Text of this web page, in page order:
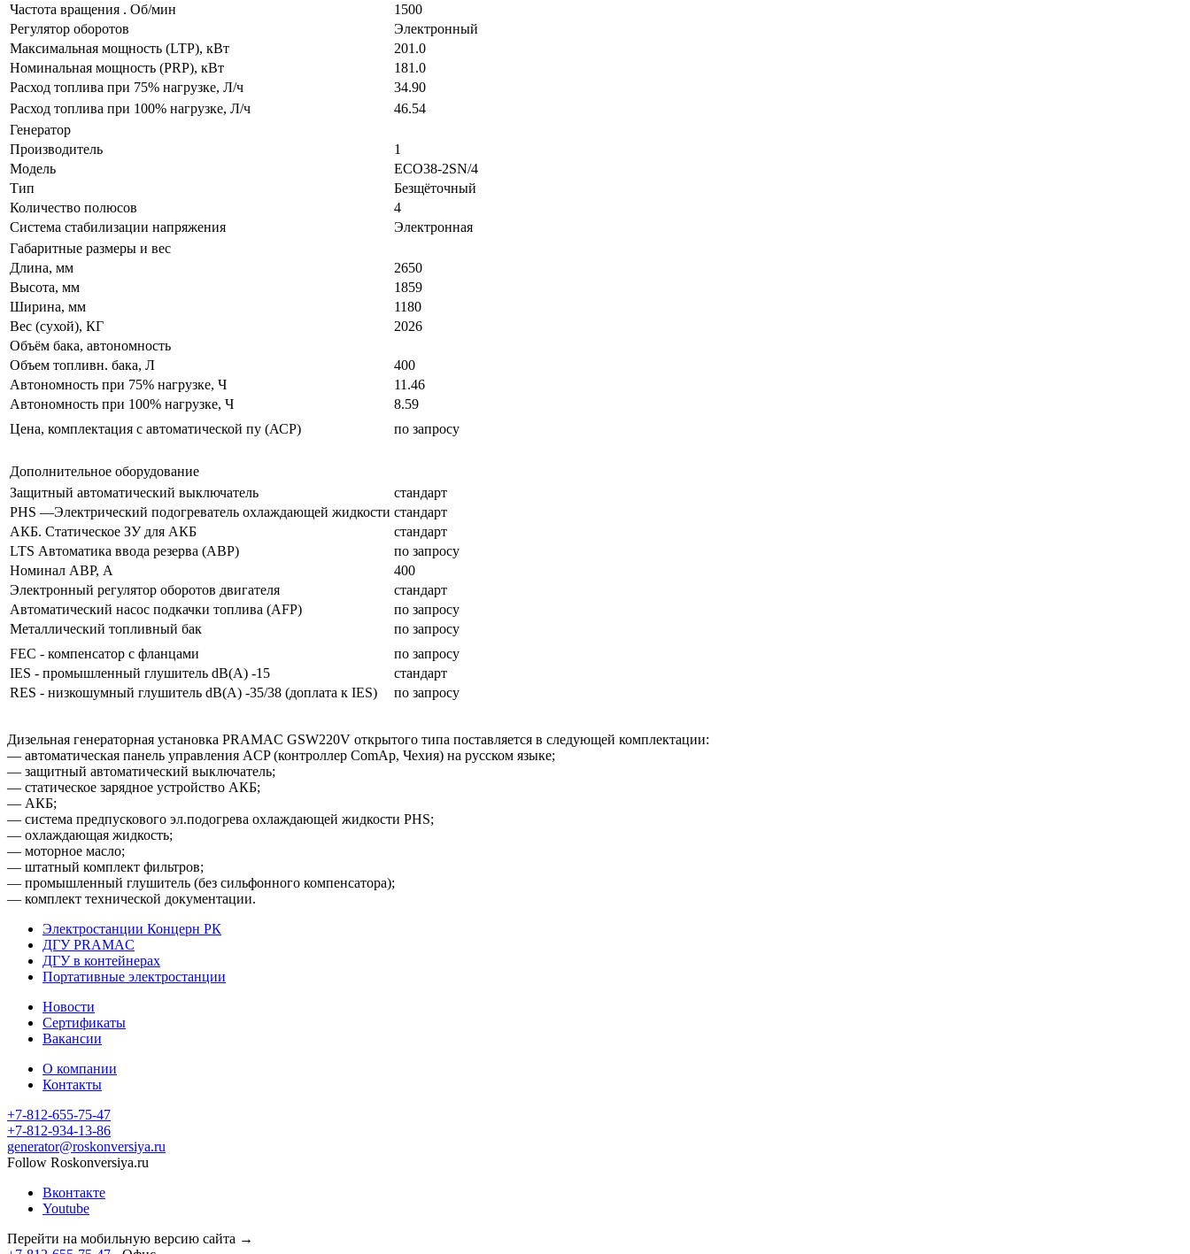
Частота вращения . Об/мин
1500
Регулятор оборотов
Электронный
Максимальная мощность (LTP), кВт
201.0
Номинальная мощность (PRP), кВт
181.0
Расход топлива при 75% нагрузке, Л/ч
34.90
Расход топлива при 100% нагрузке, Л/ч
46.54
Генератор
Производитель
1
Модель
ECO38-2SN/4
Тип
Безщёточный
Количество полюсов
4
Система стабилизации напряжения
Электронная
Габаритные размеры и вес
Длина, мм
2650
Высота, мм
1859
Ширина, мм
1180
Вес (сухой), КГ
2026
Объём бака, автономность
Объем топливн. бака, Л
400
Автономность при 75% нагрузке, Ч
11.46
Автономность при 100% нагрузке, Ч
8.59
Цена, комплектация с автоматической пу (АСР)
по запросу
Дополнительное оборудование
Защитный автоматический выключатель
стандарт
PHS —Электрический подогреватель охлаждающей жидкости стандарт
АКБ. Статическое ЗУ для АКБ
стандарт
LTS Автоматика ввода резерва (АВР)
по запросу
Номинал АВР, А
400
Электронный регулятор оборотов двигателя
стандарт
Автоматический насос подкачки топлива (AFP)
по запросу
Металлический топливный бак
по запросу
FEC - компенсатор с фланцами
по запросу
IES - промышленный глушитель dB(A) -15
стандарт
RES - низкошумный глушитель dB(A) -35/38 (доплата к IES)
по запросу
Дизельная генераторная установка PRAMAC GSW220V открытого типа поставляется в следующей комплектации:
— автоматическая панель управления ACP (контроллер ComAp, Чехия) на русском языке;
— защитный автоматический выключатель;
— статическое зарядное устройство АКБ;
— АКБ;
— система предпускового эл.подогрева охлаждающей жидкости PHS;
— охлаждающая жидкость;
— моторное масло;
— штатный комплект фильтров;
— промышленный глушитель (без сильфонного компенсатора);
— комплект технической документации.
Электростанции Концерн РК
ДГУ PRAMAC
ДГУ в контейнерах
Портативные электростанции
Новости
Сертификаты
Вакансии
О компании
Контакты
+7-812-655-75-47
+7-812-934-13-86
generator@roskonversiya.ru
Follow Roskonversiya.ru
Вконтакте
Youtube
Перейти на мобильную версию сайта →